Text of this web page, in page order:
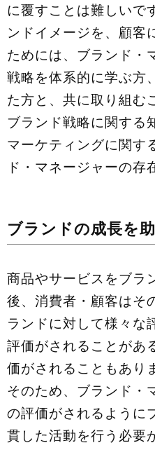
に覆すことは難しいで
ンドイメージを、顧客
ためには、ブランド・
戦略を体系的に学ぶ方
た方と、共に取り組む
ブランド戦略に関する
マーケティングに関す
ド・マネージャーの存
ブランドの成長を
商品やサービスをブラ
後、消費者・顧客はそ
ランドに対して様々な
評価がされることがあ
価がされることもあり
そのため、ブランド・
の評価がされるように
貫した活動を⾏う必要